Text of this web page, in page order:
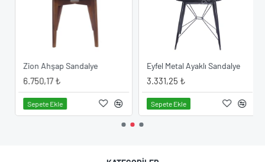
Zion Ahşap Sandalye
6.750,17 ₺
Sepete Ekle
Eyfel Metal Ayaklı Sandalye
3.331,25 ₺
Sepete Ekle